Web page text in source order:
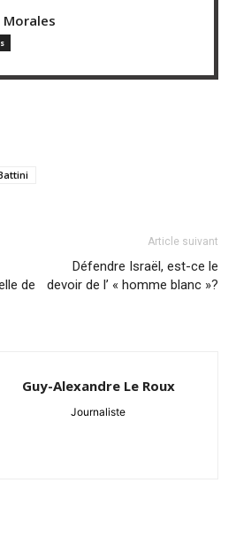
de
Article suivant
Défendre Israël, est-ce le
devoir de l’ « homme blanc »?
Guy-Alexandre Le Roux
Journaliste